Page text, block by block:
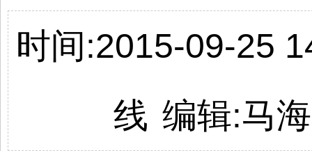
时间:2015-09-25
线 编辑:马